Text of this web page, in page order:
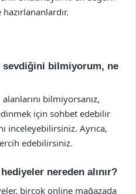
sevdiğini bilmiyorum, ne
alanlarını bilmiyorsanız,
için sohbet edebilir
inceleyebilirsiniz. Ayrıca,
edebilirsiniz.
nereden alınır?
birçok online mağazada